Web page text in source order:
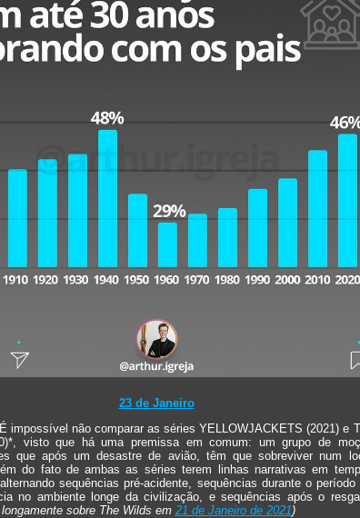
23 de Janeiro
É impossível não comparar as séries YELLOWJACKETS (2021) e
visto que há uma premissa em comum: um grupo de
que após um desastre de avião, têm que sobreviver num
do fato de ambas as séries terem linhas narrativas em
sequências pré-acidente, sequências durante o período
no ambiente longe da civilização, e sequências após o
sobre The Wilds em 21 de Janeiro de 2021)